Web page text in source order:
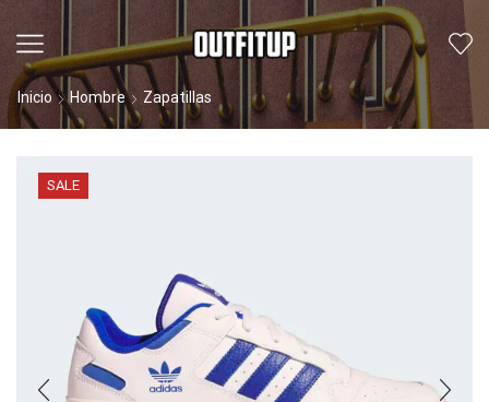
Inicio Hombre Zapatillas
SALE